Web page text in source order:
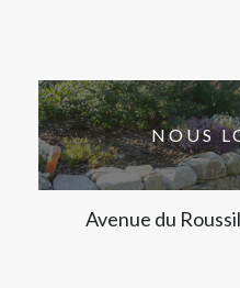
NOUS
Avenue du